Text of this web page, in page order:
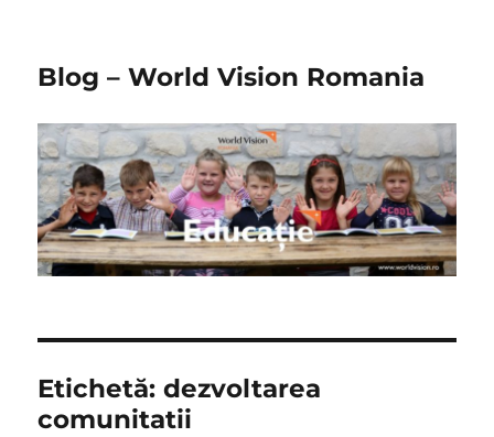
Blog – World Vision Romania
Etichetă:dezvoltarea
comunitatii